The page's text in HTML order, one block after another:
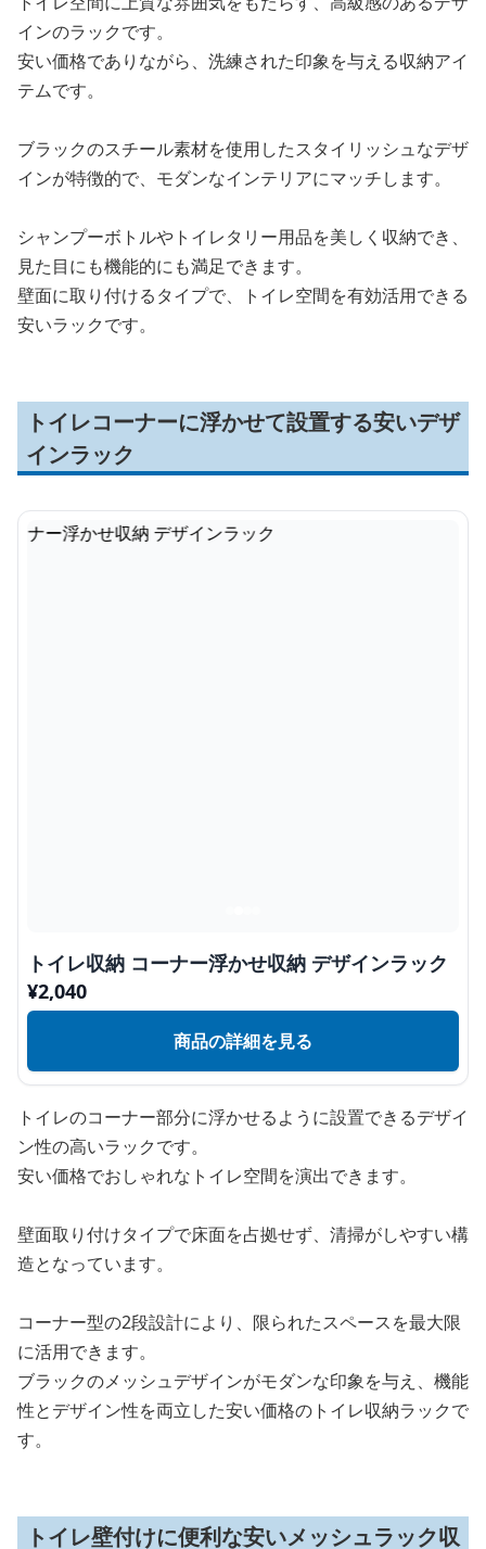
インのラックです。
安い価格でありながら、洗練された印象を与える収納アイ
テムです。
ブラックのスチール素材を使用したスタイリッシュなデザ
インが特徴的で、モダンなインテリアにマッチします。
シャンプーボトルやトイレタリー用品を美しく収納でき、
見た目にも機能的にも満足できます。
壁面に取り付けるタイプで、トイレ空間を有効活用できる
安いラックです。
トイレコーナーに浮かせて設置する安いデザ
インラック
トイレ収納 コーナー浮かせ収納 デザインラック
¥2,040
商品の詳細を見る
トイレのコーナー部分に浮かせるように設置できるデザイ
ン性の高いラックです。
安い価格でおしゃれなトイレ空間を演出できます。
壁面取り付けタイプで床面を占拠せず、清掃がしやすい構
造となっています。
コーナー型の2段設計により、限られたスペースを最大限
に活用できます。
ブラックのメッシュデザインがモダンな印象を与え、機能
性とデザイン性を両立した安い価格のトイレ収納ラックで
す。
トイレ壁付けに便利な安いメッシュラック収